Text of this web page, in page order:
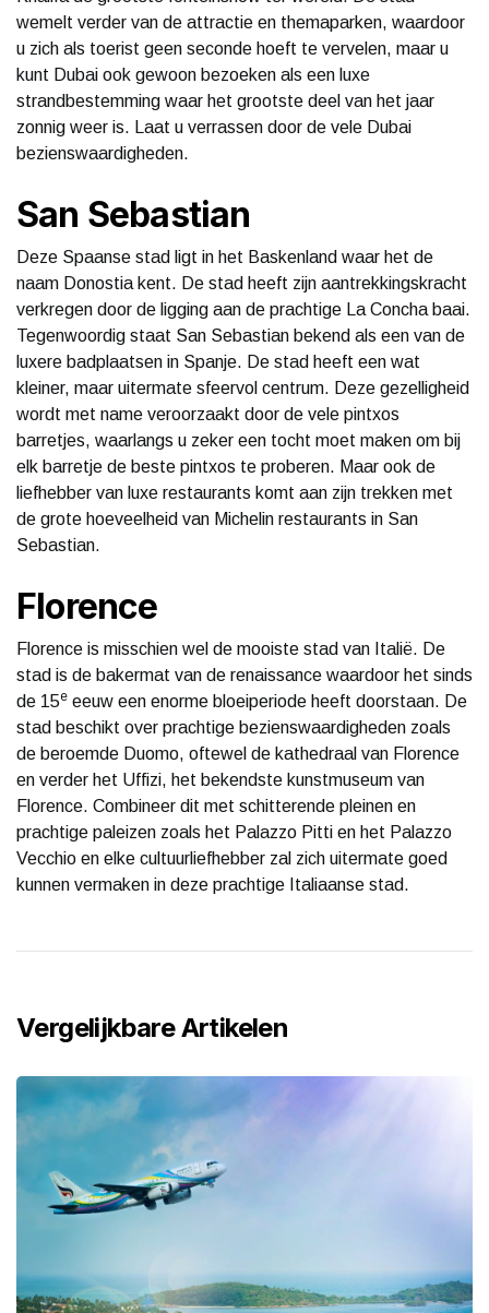
wemelt verder van de attractie en themaparken, waardoor
u zich als toerist geen seconde hoeft te vervelen, maar u
kunt Dubai ook gewoon bezoeken als een luxe
strandbestemming waar het grootste deel van het jaar
zonnig weer is. Laat u verrassen door de vele Dubai
bezienswaardigheden.
San Sebastian
Deze Spaanse stad ligt in het Baskenland waar het de
naam Donostia kent. De stad heeft zijn aantrekkingskracht
verkregen door de ligging aan de prachtige La Concha baai.
Tegenwoordig staat San Sebastian bekend als een van de
luxere badplaatsen in Spanje. De stad heeft een wat
kleiner, maar uitermate sfeervol centrum. Deze gezelligheid
wordt met name veroorzaakt door de vele pintxos
barretjes, waarlangs u zeker een tocht moet maken om bij
elk barretje de beste pintxos te proberen. Maar ook de
liefhebber van luxe restaurants komt aan zijn trekken met
de grote hoeveelheid van Michelin restaurants in San
Sebastian.
Florence
Florence is misschien wel de mooiste stad van Italië. De
stad is de bakermat van de renaissance waardoor het sinds
de 15e eeuw een enorme bloeiperiode heeft doorstaan. De
stad beschikt over prachtige bezienswaardigheden zoals
de beroemde Duomo, oftewel de kathedraal van Florence
en verder het Uffizi, het bekendste kunstmuseum van
Florence. Combineer dit met schitterende pleinen en
prachtige paleizen zoals het Palazzo Pitti en het Palazzo
Vecchio en elke cultuurliefhebber zal zich uitermate goed
kunnen vermaken in deze prachtige Italiaanse stad.
Vergelijkbare Artikelen